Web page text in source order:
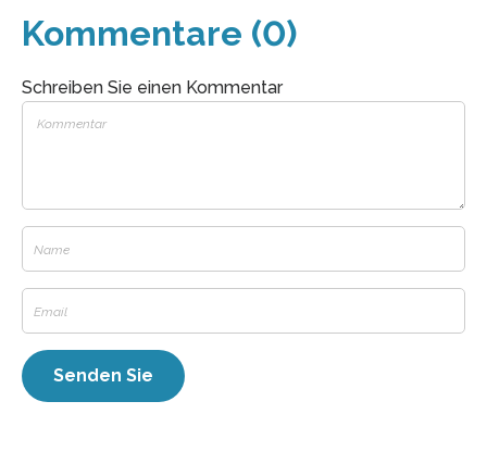
Kommentare (0)
Schreiben Sie einen Kommentar